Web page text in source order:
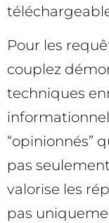
Pour les
couplez
techniques
“opinionnés”
pas
valorise les
pas